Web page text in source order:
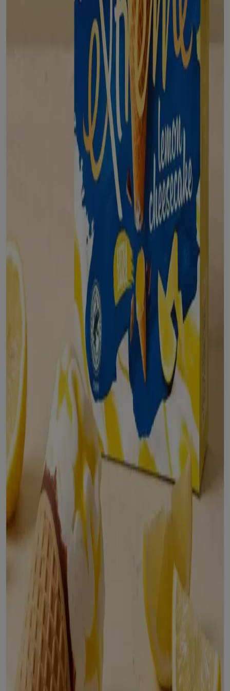
Supermercados en Tarazona
¡Bienvenido a Tiendeo! Aquí puedes encontrar no solo
catálogos y promociones, sino
también descubrir las tiendas más populares en
. Durante el mes de agosto de 2026
nuestra plataforma podrás conocer las últimas
Alcampo, una de las marcas más
reconocidas, así como la ubicación y detalles de las
tiendas más cercanas en Tarazona
En Tiendeo, no solo tendrás acceso a
promociones
descuentos, sino también a información sobre las
tiendas físicas de tu ciudad. Explora los catálogos de
, encuentra las tiendas en Tarazonay descubre
los productos con grandes descuentos para ahorrar en
agosto
. Además, te mantenemos al
tanto de las ubicaciones exactas, horarios de atención y
todos los detalles necesarios para que puedas disfrutar
de una experiencia de compra completa en Tarazona
No pierdas la oportunidad de aprovechar las
en las tiendas de Tarazona
y mantente
actualizado con los mejores precios duranteagosto de
. En Tiendeo, siempre encontrarás las mejores
tiendas y opciones de compra en Tarazona. ¡Empieza a
explorar las tiendas y promociones que tenemos para ti